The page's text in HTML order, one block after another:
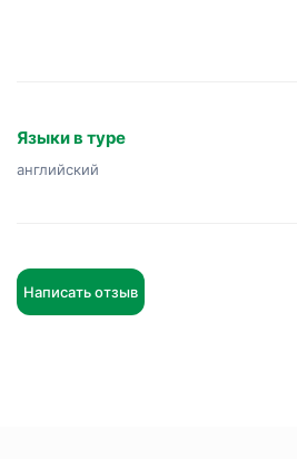
Языки в туре
английский
Написать отзыв